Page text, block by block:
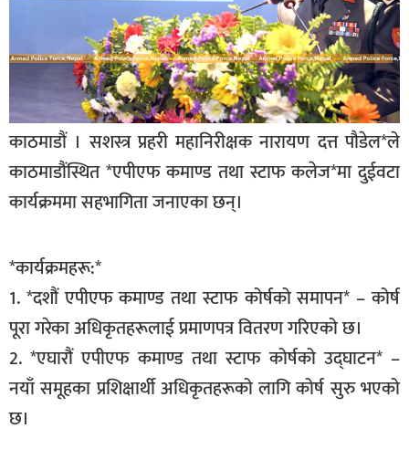
दुनिया
बिचार
कुराकानी
जीवनशैली
साहित्य
प्रवधि
काठमाडौं । सशस्त्र प्रहरी महानिरीक्षक नारायण दत्त पौडेल*ले
काठमाडौंस्थित *एपीएफ कमाण्ड तथा स्टाफ कलेज*मा दुईवटा
कार्यक्रममा सहभागिता जनाएका छन्।
*कार्यक्रमहरू:*
1. *दशौं एपीएफ कमाण्ड तथा स्टाफ कोर्षको समापन* – कोर्ष
पूरा गरेका अधिकृतहरूलाई प्रमाणपत्र वितरण गरिएको छ।
2. *एघारौं एपीएफ कमाण्ड तथा स्टाफ कोर्षको उद्घाटन* –
नयाँ समूहका प्रशिक्षार्थी अधिकृतहरूको लागि कोर्ष सुरु भएको
छ।